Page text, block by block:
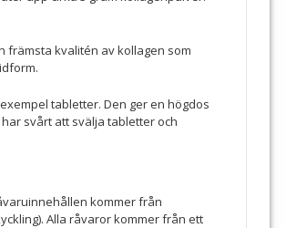
främsta kvalitén av kollagen som
tabletter. Den ger en högdos
svårt att svälja tabletter och
kommer från
Alla råvaror kommer från ett